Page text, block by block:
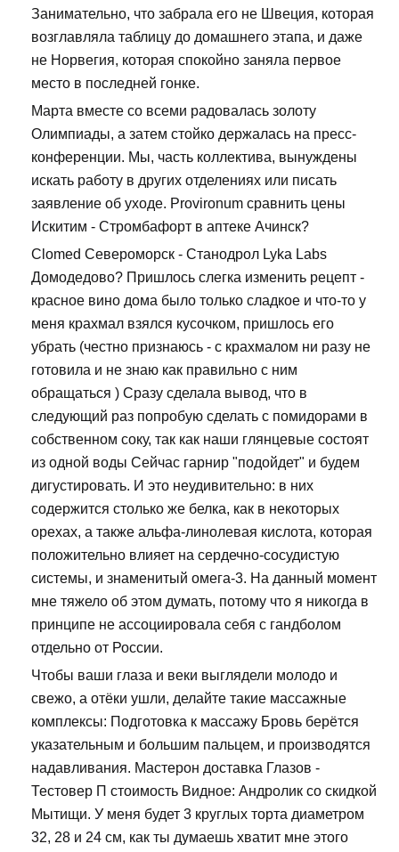
Занимательно, что забрала его не Швеция, которая
возглавляла таблицу до домашнего этапа, и даже
не Норвегия, которая спокойно заняла первое
место в последней гонке.
Марта вместе со всеми радовалась золоту
Олимпиады, а затем стойко держалась на пресс-
конференции. Мы, часть коллектива, вынуждены
искать работу в других отделениях или писать
заявление об уходе. Provironum сравнить цены
Искитим - Стромбафорт в аптеке Ачинск?
Clomed Североморск - Станодрол Lyka Labs
Домодедово? Пришлось слегка изменить рецепт -
красное вино дома было только сладкое и что-то у
меня крахмал взялся кусочком, пришлось его
убрать (честно признаюсь - с крахмалом ни разу не
готовила и не знаю как правильно с ним
обращаться ) Сразу сделала вывод, что в
следующий раз попробую сделать с помидорами в
собственном соку, так как наши глянцевые состоят
из одной воды Сейчас гарнир "подойдет" и будем
дигустировать. И это неудивительно: в них
содержится столько же белка, как в некоторых
орехах, а также альфа-линолевая кислота, которая
положительно влияет на сердечно-сосудистую
системы, и знаменитый омега-3. На данный момент
мне тяжело об этом думать, потому что я никогда в
принципе не ассоциировала себя с гандболом
отдельно от России.
Чтобы ваши глаза и веки выглядели молодо и
свежо, а отёки ушли, делайте такие массажные
комплексы: Подготовка к массажу Бровь берётся
указательным и большим пальцем, и производятся
надавливания. Мастерон доставка Глазов -
Тестовер П стоимость Видное: Андролик со скидкой
Мытищи. У меня будет 3 круглых торта диаметром
32, 28 и 24 см, как ты думаешь хватит мне этого